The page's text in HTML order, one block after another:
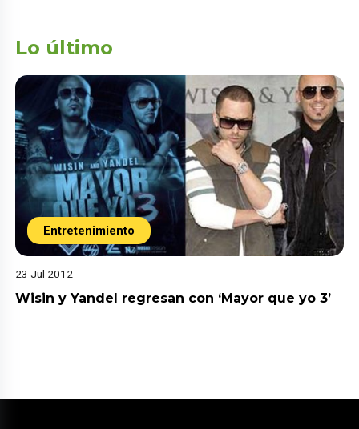
Lo último
Entretenimiento
23 Jul 2012
Wisin y Yandel regresan con ‘Mayor que yo 3’